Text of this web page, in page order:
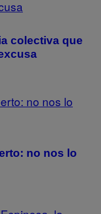
colectiva que
no nos lo